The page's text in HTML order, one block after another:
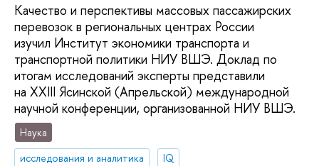
Качество и перспективы массовых пассажирских
перевозок в региональных центрах России
изучил Институт экономики транспорта и
транспортной политики НИУ ВШЭ. Доклад по
итогам исследований эксперты представили
на XXIII Ясинской (Апрельской) международной
научной конференции, организованной НИУ ВШЭ.
Наука
исследования и аналитика
IQ